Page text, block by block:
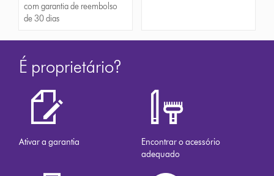
com garantia de reembolso
de 30 dias
É proprietário?
Ativar a garantia
Encontrar o acessório
adequado